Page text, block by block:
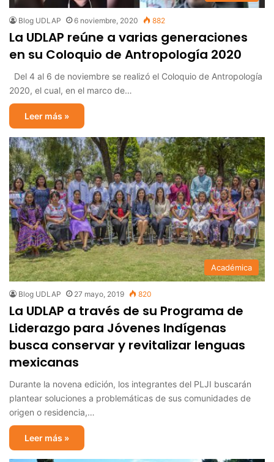
Blog UDLAP 6 noviembre, 2020 882
La UDLAP reúne a varias generaciones
en su Coloquio de Antropología 2020
Del 4 al 6 de noviembre se realizó el Coloquio de Antropología
2020, el cual, en el marco de…
Leer más »
Académica
Blog UDLAP 27 mayo, 2019 820
La UDLAP a través de su Programa de
Liderazgo para Jóvenes Indígenas
busca conservar y revitalizar lenguas
mexicanas
Durante la novena edición, los integrantes del PLJI buscarán
plantear soluciones a problemáticas de sus comunidades de
origen o residencia,…
Leer más »